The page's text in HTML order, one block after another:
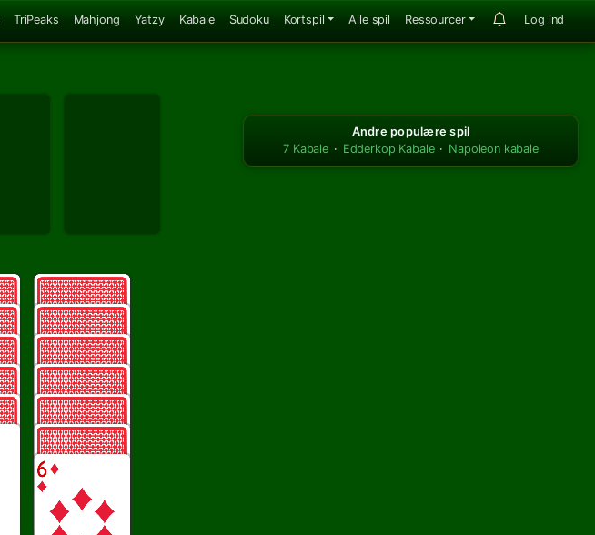
TriPeaks Mahjong Yatzy Kabale Sudoku Kortspil Alle spil Ressourcer Log ind
Andre populære spil
7 Kabale · Edderkop Kabale · Napoleon kabale